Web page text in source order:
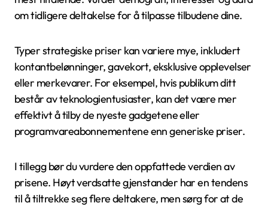
om tidligere deltakelse for å tilpasse tilbudene dine.
Typer strategiske priser kan variere mye, inkludert
kontantbelønninger, gavekort, eksklusive opplevelser
eller merkevarer. For eksempel, hvis publikum ditt
består av teknologientusiaster, kan det være mer
effektivt å tilby de nyeste gadgetene eller
programvareabonnementene enn generiske priser.
I tillegg bør du vurdere den oppfattede verdien av
prisene. Høyt verdsatte gjenstander har en tendens
til å tiltrekke seg flere deltakere, men sørg for at de